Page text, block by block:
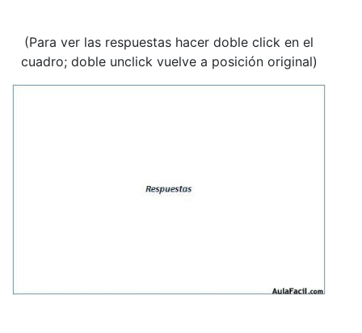
(Para ver las respuestas hacer doble click en el
cuadro; doble unclick vuelve a posición original)